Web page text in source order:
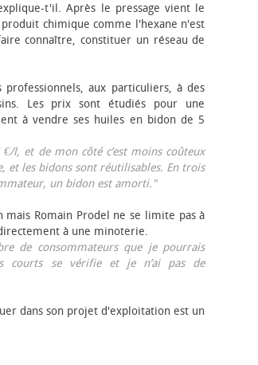
t'il. Après le pressage vient le
chimique comme l'hexane n'est
connaître, constituer un réseau de
aux particuliers, à des
Les prix sont étudiés pour une
à vendre ses huiles en bidon de 5
l, et de mon côté c’est moins coûteux
et les bidons sont réutilisables. En trois
un bidon est amorti."
Romain Prodel ne se limite pas à
à une minoterie.
de consommateurs que je pourrais
courts se vérifie et je n’ai pas de
dans son projet d'exploitation est un